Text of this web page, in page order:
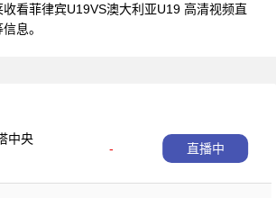
看菲律宾U19VS澳大利亚U19 高清视频直
息。
中央
-
直播中